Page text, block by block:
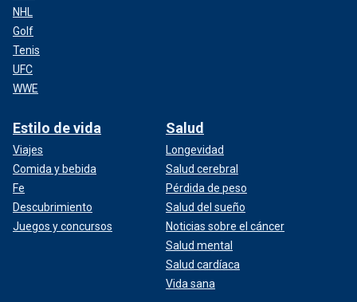
NHL
Golf
Tenis
UFC
WWE
Estilo de vida
Viajes
Comida y bebida
Fe
Descubrimiento
Juegos y concursos
Salud
Longevidad
Salud cerebral
Pérdida de peso
Salud del sueño
Noticias sobre el cáncer
Salud mental
Salud cardíaca
Vida sana